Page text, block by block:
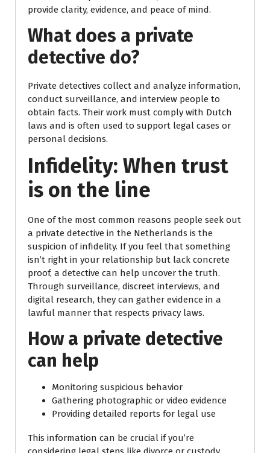
provide clarity, evidence, and peace of mind.
What does a private
detective do?
Private detectives collect and analyze information,
conduct surveillance, and interview people to
obtain facts. Their work must comply with Dutch
laws and is often used to support legal cases or
personal decisions.
Infidelity: When trust
is on the line
One of the most common reasons people seek out
a private detective in the Netherlands is the
suspicion of infidelity. If you feel that something
isn’t right in your relationship but lack concrete
proof, a detective can help uncover the truth.
Through surveillance, discreet interviews, and
digital research, they can gather evidence in a
lawful manner that respects privacy laws.
How a private detective
can help
Monitoring suspicious behavior
Gathering photographic or video evidence
Providing detailed reports for legal use
This information can be crucial if you’re